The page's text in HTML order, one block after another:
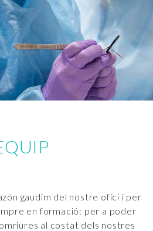
gaudim del nostre ofici i per
en formació: per a poder
al costat dels nostres